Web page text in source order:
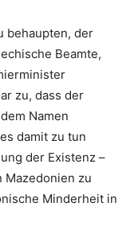
behaupten, der
Beamte,
zu, dass der
Namen
damit zu tun
der Existenz –
Mazedonien zu
Minderheit in